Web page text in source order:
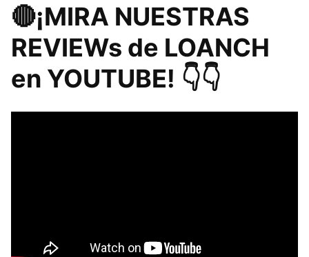
🔴​¡MIRA NUESTRAS
REVIEWs de LOANCH
en YOUTUBE! 👇​👇​